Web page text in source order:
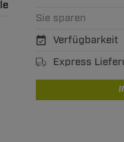
Sie sparen
Verfügbarkeit
Express